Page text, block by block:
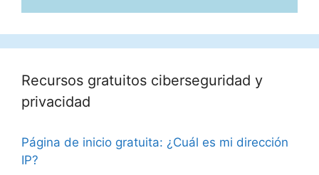
Recursos gratuitos ciberseguridad y
privacidad
Página de inicio gratuita: ¿Cuál es mi dirección
IP?